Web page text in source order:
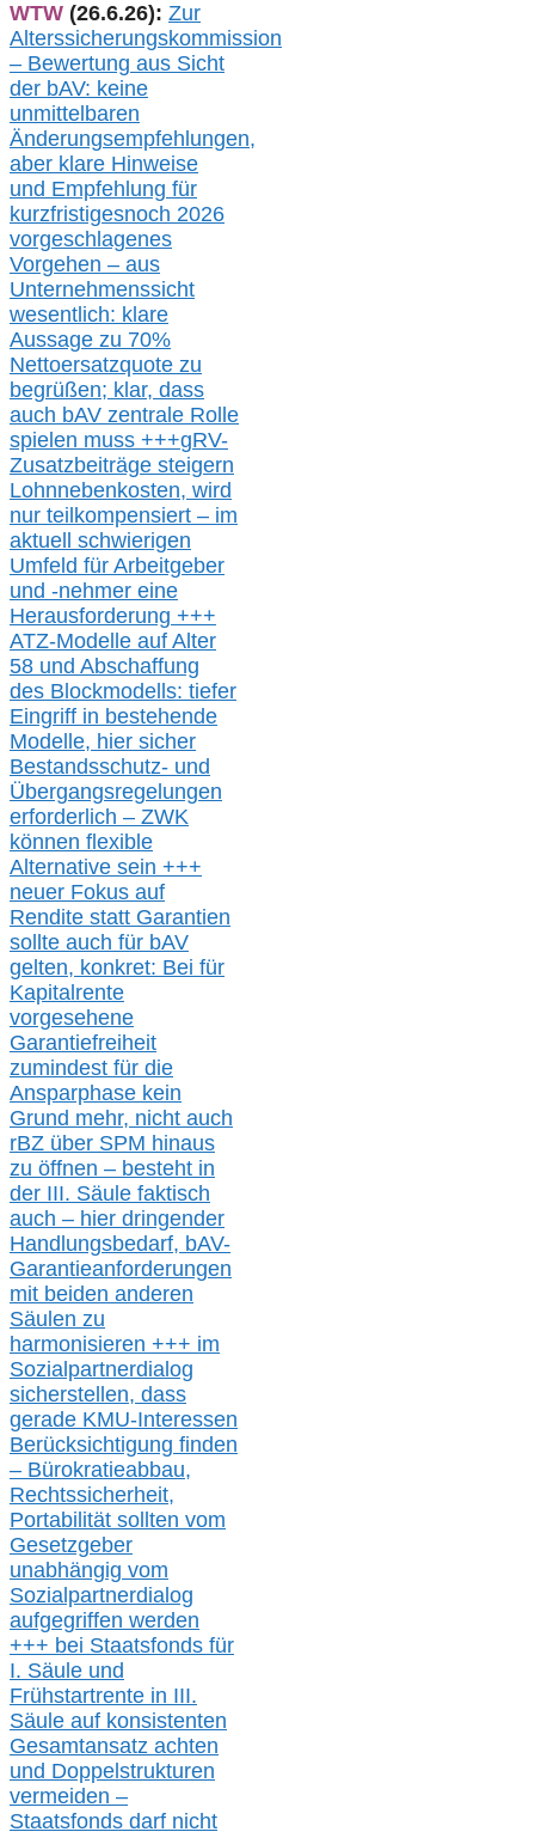
WTW (26.6.26): Zur
Alterssicherungskommission
– Bewertung aus Sicht
der bAV: keine
unmittelbaren
Änderungsempfehlungen,
aber klare Hinweise
und Empfehlung für
kurzfristigesnoch 2026
vorgeschlagenes
Vorgehen – aus
Unternehmenssicht
wesentlich: klare
Aussage zu 70%
Nettoersatzquote zu
begrüßen; klar, dass
auch bAV zentrale Rolle
spielen muss +++gRV-
Zusatzbeiträge steigern
Lohnnebenkosten, wird
nur teilkompensiert – im
aktuell schwierigen
Umfeld für Arbeitgeber
und -nehmer eine
Herausforderung +++
ATZ-Modelle auf Alter
58 und Abschaffung
des Blockmodells: tiefer
Eingriff in bestehende
Modelle, hier sicher
Bestandsschutz- und
Übergangsregelungen
erforderlich – ZWK
können flexible
Alternative sein +++
neuer Fokus auf
Rendite statt Garantien
sollte auch für bAV
gelten, konkret: Bei für
Kapitalrente
vorgesehene
Garantiefreiheit
zumindest für die
Ansparphase kein
Grund mehr, nicht auch
rBZ über SPM hinaus
zu öffnen – besteht in
der III. Säule faktisch
auch – hier dringender
Handlungsbedarf, bAV-
Garantieanforderungen
mit beiden anderen
Säulen zu
harmonisieren +++ im
Sozialpartnerdialog
sicherstellen, dass
gerade KMU-Interessen
Berücksichtigung finden
– Bürokratieabbau,
Rechtssicherheit,
Portabilität sollten vom
Gesetzgeber
unabhängig vom
Sozialpartnerdialog
aufgegriffen werden
+++ bei Staatsfonds für
I. Säule und
Frühstartrente in III.
Säule auf konsistenten
Gesamtansatz achten
und Doppelstrukturen
vermeiden –
Staatsfonds darf nicht